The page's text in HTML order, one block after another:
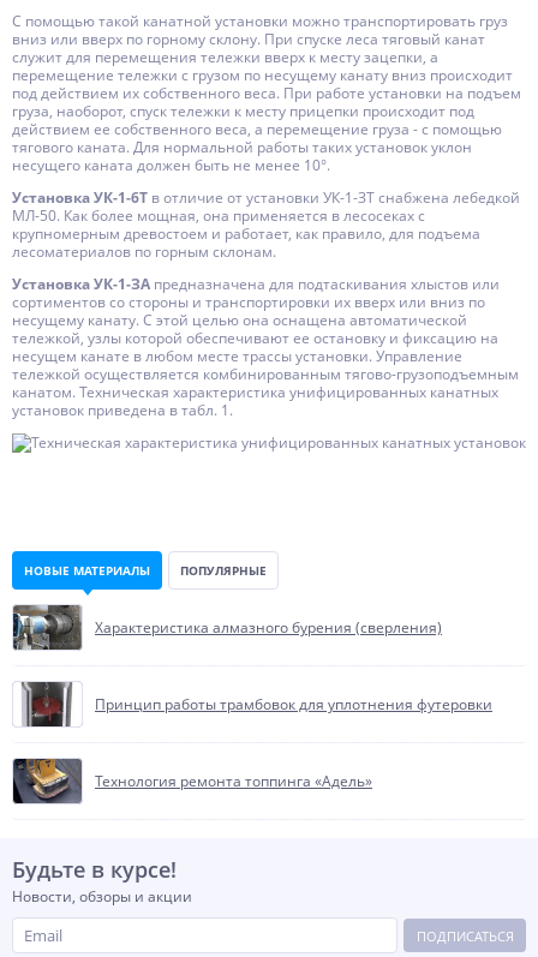
С помощью такой канатной установки можно транспортировать груз
вниз или вверх по горному склону. При спуске леса тяговый канат
служит для перемещения тележки вверх к месту зацепки, а
перемещение тележки с грузом по несущему канату вниз происходит
под действием их собственного веса. При работе установки на подъем
груза, наоборот, спуск тележки к месту прицепки происходит под
действием ее собственного веса, а перемещение груза - с помощью
тягового каната. Для нормальной работы таких установок уклон
несущего каната должен быть не менее 10°.
Установка УК-1-6Т в отличие от установки УК-1-ЗТ снабжена лебедкой
МЛ-50. Как более мощная, она применяется в лесосеках с
крупномерным древостоем и работает, как правило, для подъема
лесоматериалов по горным склонам.
Установка УК-1-ЗА предназначена для подтаскивания хлыстов или
сортиментов со стороны и транспортировки их вверх или вниз по
несущему канату. С этой целью она оснащена автоматической
тележкой, узлы которой обеспечивают ее остановку и фиксацию на
несущем канате в любом месте трассы установки. Управление
тележкой осуществляется комбинированным тягово-грузоподъемным
канатом. Техническая характеристика унифицированных канатных
установок приведена в табл. 1.
НОВЫЕ МАТЕРИАЛЫ ПОПУЛЯРНЫЕ
Характеристика алмазного бурения (сверления)
Принцип работы трамбовок для уплотнения футеровки
Технология ремонта топпинга «Адель»
Будьте в курсе!
Новости, обзоры и акции
ПОДПИСАТЬСЯ